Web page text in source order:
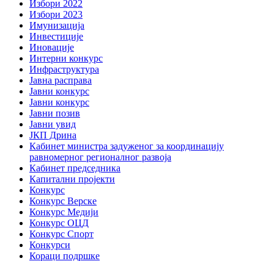
Избори 2022
Избори 2023
Имунизација
Инвестиције
Иновације
Интерни конкурс
Инфраструктура
Јавна расправа
Јавни конкурс
Јавни конкурс
Јавни позив
Јавни увид
ЈКП Дрина
Кабинет министра задуженог за координацију
равномерног регионалног развоја
Кабинет председника
Капитални пројекти
Конкурс
Конкурс Верске
Конкурс Медији
Конкурс ОЦД
Конкурс Спорт
Конкурси
Кораци подршке